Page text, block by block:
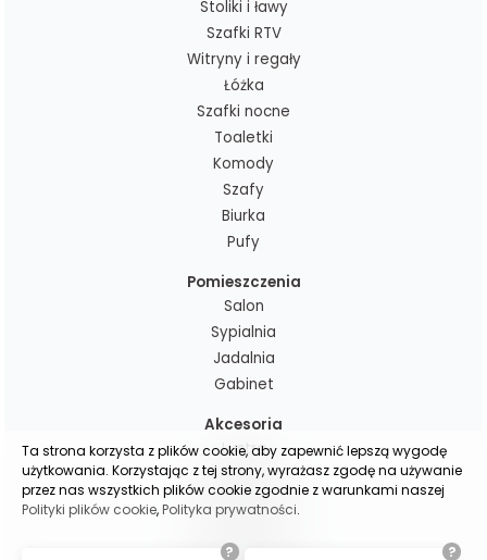
Stoliki i ławy
Szafki RTV
Witryny i regały
Łóżka
Szafki nocne
Toaletki
Komody
Szafy
Biurka
Pufy
Pomieszczenia
Salon
Sypialnia
Jadalnia
Gabinet
Akcesoria
Lustra
Dekoracje
Poduchy i pledy
Zasłony gotowe
Ta strona korzysta z plików cookie, aby zapewnić lepszą wygodę
użytkowania. Korzystając z tej strony, wyrażasz zgodę na używanie
przez nas wszystkich plików cookie zgodnie z warunkami naszej
Polityki plików cookie,Polityka prywatności.
? ?